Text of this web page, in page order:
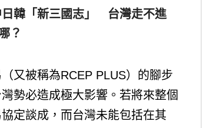
日韓「新三國志」 台灣走不進
？
又被稱為RCEP PLUS）的腳步
勢必造成極大影響。若將來整個
定談成，而台灣未能包括在其